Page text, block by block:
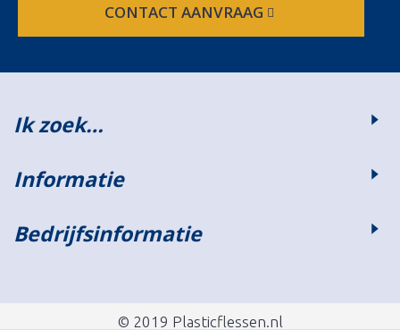
CONTACT AANVRAAG
Ik zoek…
Informatie
Bedrijfsinformatie
© 2019 Plasticflessen.nl